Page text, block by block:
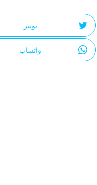
تويتر
واتساب